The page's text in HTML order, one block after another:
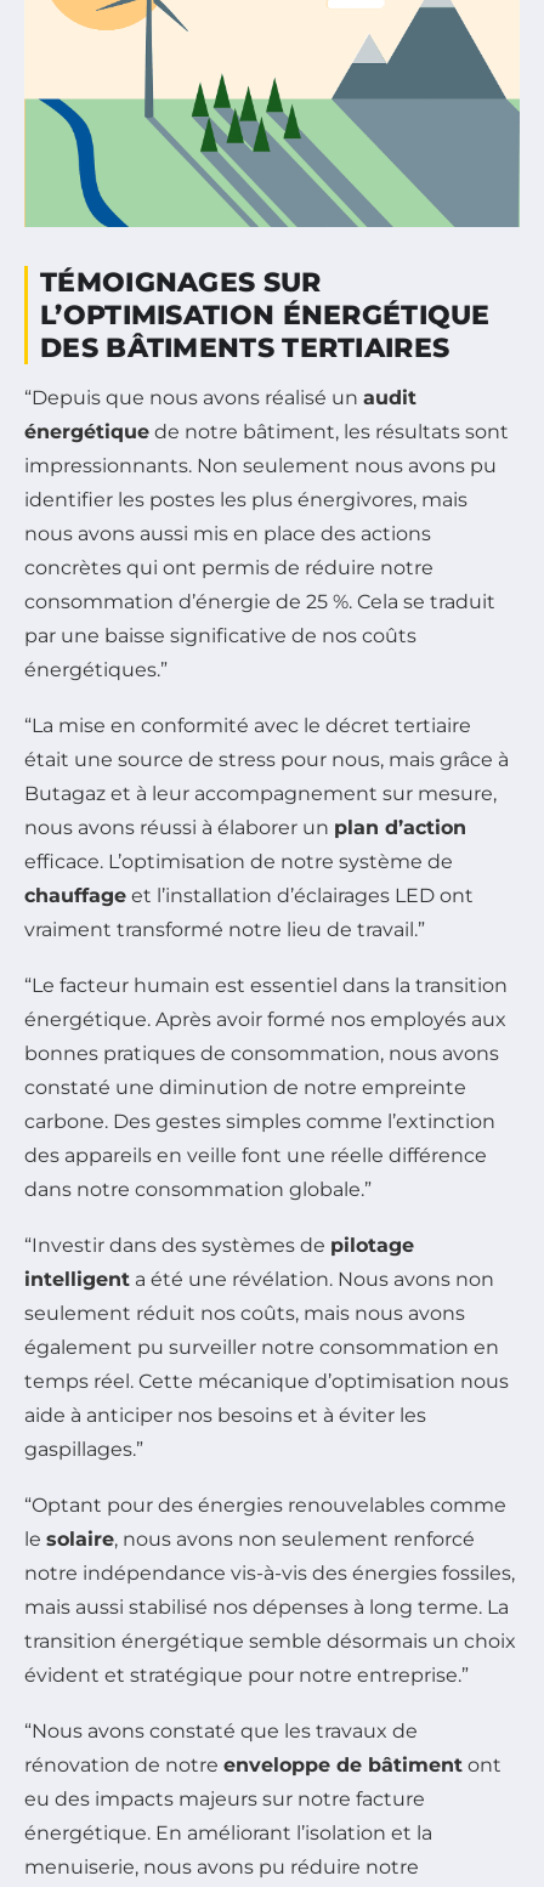
TÉMOIGNAGES SUR
L’OPTIMISATION ÉNERGÉTIQUE
DES BÂTIMENTS TERTIAIRES
“Depuis que nous avons réalisé un audit
énergétique de notre bâtiment, les résultats sont
impressionnants. Non seulement nous avons pu
identifier les postes les plus énergivores, mais
nous avons aussi mis en place des actions
concrètes qui ont permis de réduire notre
consommation d’énergie de 25 %. Cela se traduit
par une baisse significative de nos coûts
énergétiques.”
“La mise en conformité avec le décret tertiaire
était une source de stress pour nous, mais grâce à
Butagaz et à leur accompagnement sur mesure,
nous avons réussi à élaborer un plan d’action
efficace. L’optimisation de notre système de
chauffage et l’installation d’éclairages LED ont
vraiment transformé notre lieu de travail.”
“Le facteur humain est essentiel dans la transition
énergétique. Après avoir formé nos employés aux
bonnes pratiques de consommation, nous avons
constaté une diminution de notre empreinte
carbone. Des gestes simples comme l’extinction
des appareils en veille font une réelle différence
dans notre consommation globale.”
“Investir dans des systèmes de pilotage
intelligent a été une révélation. Nous avons non
seulement réduit nos coûts, mais nous avons
également pu surveiller notre consommation en
temps réel. Cette mécanique d’optimisation nous
aide à anticiper nos besoins et à éviter les
gaspillages.”
“Optant pour des énergies renouvelables comme
le solaire, nous avons non seulement renforcé
notre indépendance vis-à-vis des énergies fossiles,
mais aussi stabilisé nos dépenses à long terme. La
transition énergétique semble désormais un choix
évident et stratégique pour notre entreprise.”
“Nous avons constaté que les travaux de
rénovation de notre enveloppe de bâtiment ont
eu des impacts majeurs sur notre facture
énergétique. En améliorant l’isolation et la
menuiserie, nous avons pu réduire notre